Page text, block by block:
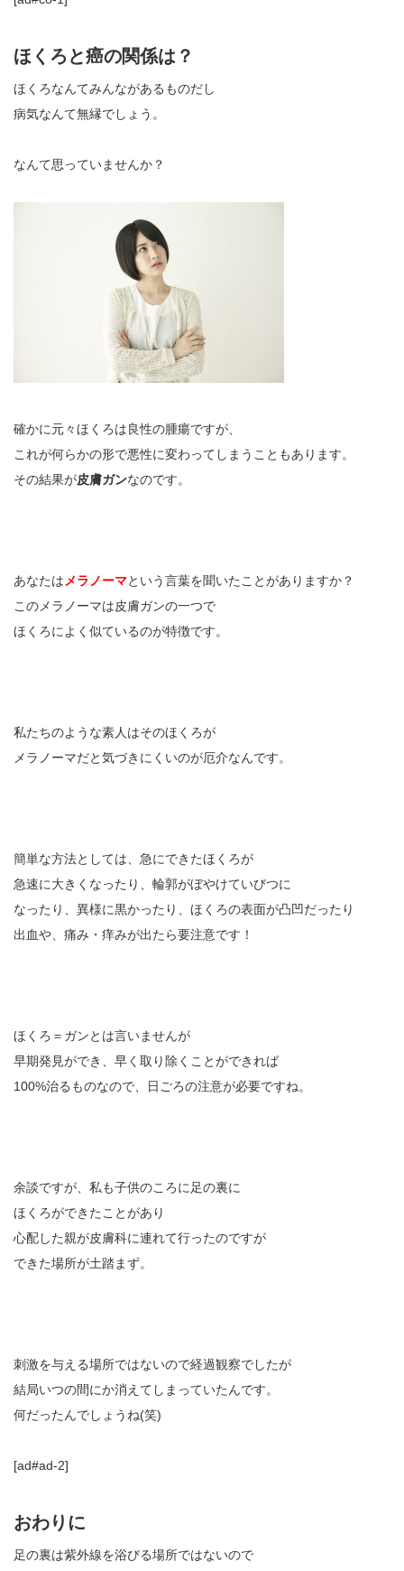
ほくろと癌の関係は？
ほくろなんてみんながあるものだし
病気なんて無縁でしょう。
なんて思っていませんか？
確かに元々ほくろは良性の腫瘍ですが、
これが何らかの形で悪性に変わってしまうこともあります。
その結果が皮膚ガンなのです。
あなたは メラノーマという言葉を聞いたことがありますか？
このメラノーマは皮膚ガンの一つで
ほくろによく似ているのが特徴です。
私たちのような素人はそのほくろが
メラノーマだと気づきにくいのが厄介なんです。
簡単な方法としては、急にできたほくろが
急速に大きくなったり、輪郭がぼやけていびつに
なったり、異様に黒かったり、ほくろの表面が凸凹だったり
出血や、痛み・痒みが出たら要注意です！
ほくろ＝ガンとは言いませんが
早期発見ができ、早く取り除くことができれば
100%治るものなので、日ごろの注意が必要ですね。
余談ですが、私も子供のころに足の裏に
ほくろができたことがあり
心配した親が皮膚科に連れて行ったのですが
できた場所が土踏まず。
刺激を与える場所ではないので経過観察でしたが
結局いつの間にか消えてしまっていたんです。
何だったんでしょうね(笑)
[ad#ad-2]
おわりに
足の裏は紫外線を浴びる場所ではないので